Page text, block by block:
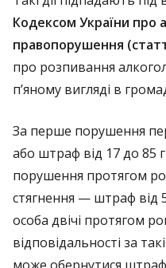
Кодексом України про
правопорушення
про розпивання
п’яному вигляді в
За перше порушення
або штраф від 17 до 85
порушення протягом
стягнення — штраф від
особа двічі протягом
відповідальності за